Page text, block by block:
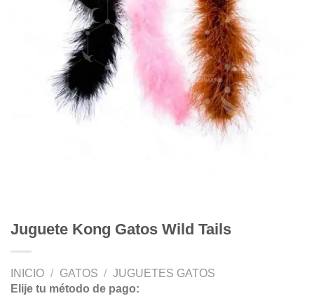
Juguete Kong Gatos Wild Tails
INICIO / GATOS / JUGUETES GATOS
Elije tu método de pago: